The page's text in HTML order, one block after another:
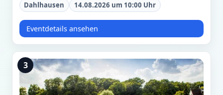
Dahlhausen 14.08.2026 um 10:00 Uhr
Eventdetails ansehen
3